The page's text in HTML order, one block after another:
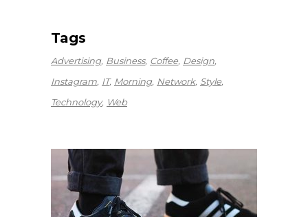
Tags
Advertising Business Coffee Design
Instagram IT Morning Network Style
Technology Web